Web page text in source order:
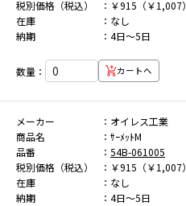
税別価格（税込）
￥915（￥1,007）
在庫
なし
納期
4日～5日
数量： カートへ
メーカー
オイレス工業
商品名
ｻｰﾒｯﾄM
品番
54B-061005
税別価格（税込）
￥915（￥1,007）
在庫
なし
納期
4日～5日